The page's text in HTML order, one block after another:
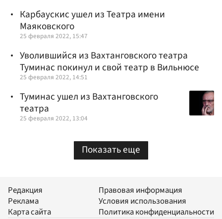
Карбаускис ушел из Театра имени
Маяковского
25 февраля 2022, 15:47
Уволившийся из Вахтанговского театра
Туминас покинул и свой театр в Вильнюсе
25 февраля 2022, 14:51
Туминас ушел из Вахтанговского
театра
25 февраля 2022, 13:04
Показать еще
Редакция
Реклама
Карта сайта
Правовая информация
Условия использования
Политика конфиденциальности